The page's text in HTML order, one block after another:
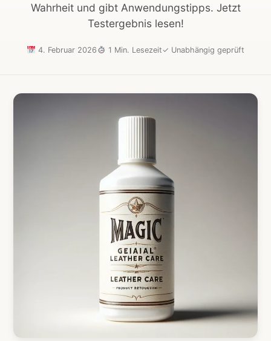
Wahrheit und gibt Anwendungstipps. Jetzt
Testergebnis lesen!
4. Februar 2026 1 Min. Lesezeit✓ Unabhängig geprüft